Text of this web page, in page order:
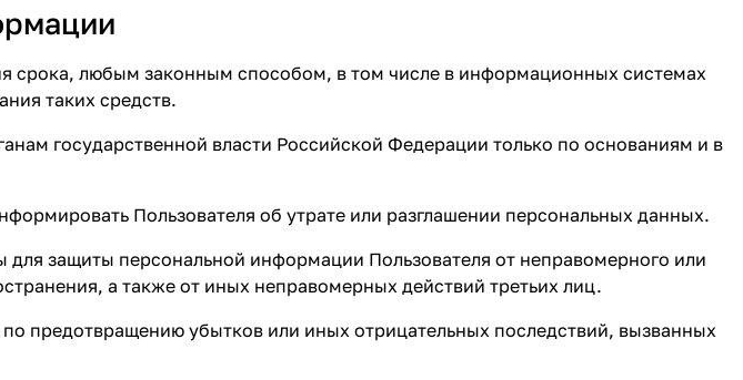
срока, любым законным способом, в том числе в информационных системах
таких средств.
государственной власти Российской Федерации только по основаниям и в
Пользователя об утрате или разглашении персональных данных.
защиты персональной информации Пользователя от неправомерного или
а также от иных неправомерных действий третьих лиц.
предотвращению убытков или иных отрицательных последствий, вызванных